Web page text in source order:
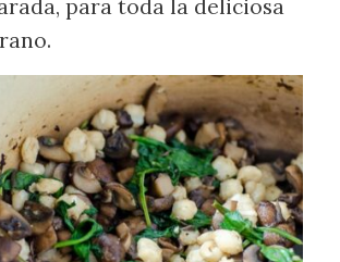
para toda la deliciosa